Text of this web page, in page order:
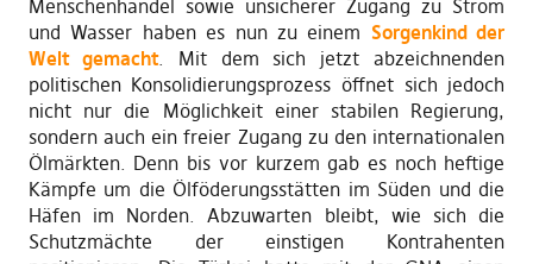
Menschenhandel sowie unsicherer Zugang zu Strom
und Wasser haben es nun zu einem Sorgenkind der
Welt gemacht. Mit dem sich jetzt abzeichnenden
politischen Konsolidierungsprozess öffnet sich jedoch
nicht nur die Möglichkeit einer stabilen Regierung,
sondern auch ein freier Zugang zu den internationalen
Ölmärkten. Denn bis vor kurzem gab es noch heftige
Kämpfe um die Ölföderungsstätten im Süden und die
Häfen im Norden. Abzuwarten bleibt, wie sich die
Schutzmächte der einstigen Kontrahenten